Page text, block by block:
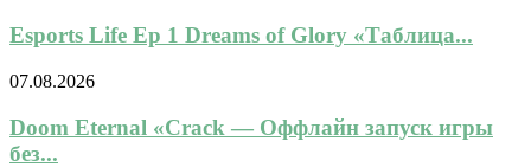
Esports Life Ep 1 Dreams of Glory «Таблица...
07.08.2026
Doom Eternal «Crack — Оффлайн запуск игры
без...